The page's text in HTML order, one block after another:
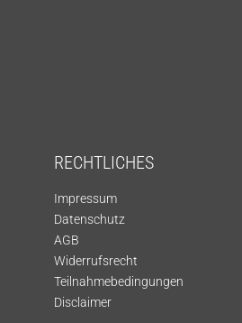
RECHTLICHES
Impressum
Datenschutz
AGB
Widerrufsrecht
Teilnahmebedingungen
Disclaimer